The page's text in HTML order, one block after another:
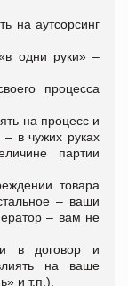
на аутсорсинг
одни руки» –
процесса
на процесс и
в чужих руках
партии
товара
– ваши
– вам не
в договор и
на ваше
и т.п.).